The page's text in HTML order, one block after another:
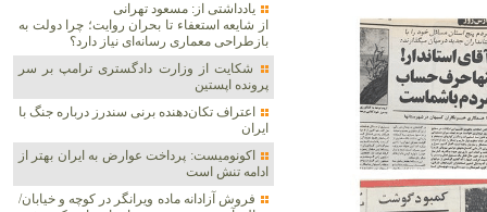
یادداشتی از: مسعود تهرانی
از شایعه استعفاء تا بحران روایت؛ چرا دولت به
بازطراحی معماری رسانه‌ای نیاز دارد؟
شکایت از وزارت دادگستری ترامپ بر سر
پرونده اپستین
اعتراف تکان‌دهنده برنی سندرز درباره جنگ با
ایران
اکونومیست: پرداخت عوارض به ایران بهتر از
ادامه تنش است
فروش آزادانه ماده ویرانگر در کوچه و خیابان/